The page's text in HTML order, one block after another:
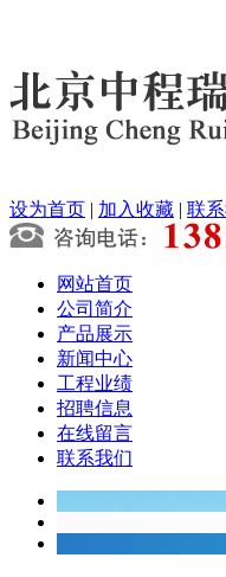
设为首页 | 加入收藏 | 联
网站首页
公司简介
产品展示
新闻中心
工程业绩
招聘信息
在线留言
联系我们